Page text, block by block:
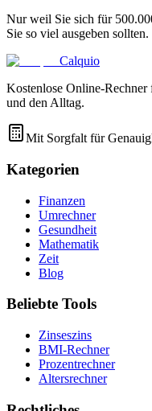
Nur weil Sie sich für
Sie so viel ausgeben sollten.
Calquio
Kostenlose Online-
und den Alltag.
Mit Sorgfalt für
Kategorien
Finanzen
Umrechner
Gesundheit
Mathematik
Zeit
Blog
Beliebte Tools
Zinseszins
BMI-Rechner
Prozentrechner
Altersrechner